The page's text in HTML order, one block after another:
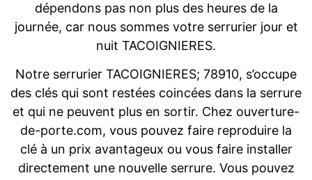
dépendons pas non plus des heures de la
journée, car nous sommes votre serrurier jour et
nuit TACOIGNIERES.
Notre serrurier TACOIGNIERES; 78910, s’occupe
des clés qui sont restées coincées dans la serrure
et qui ne peuvent plus en sortir. Chez ouverture-
de-porte.com, vous pouvez faire reproduire la
clé à un prix avantageux ou vous faire installer
directement une nouvelle serrure. Vous pouvez